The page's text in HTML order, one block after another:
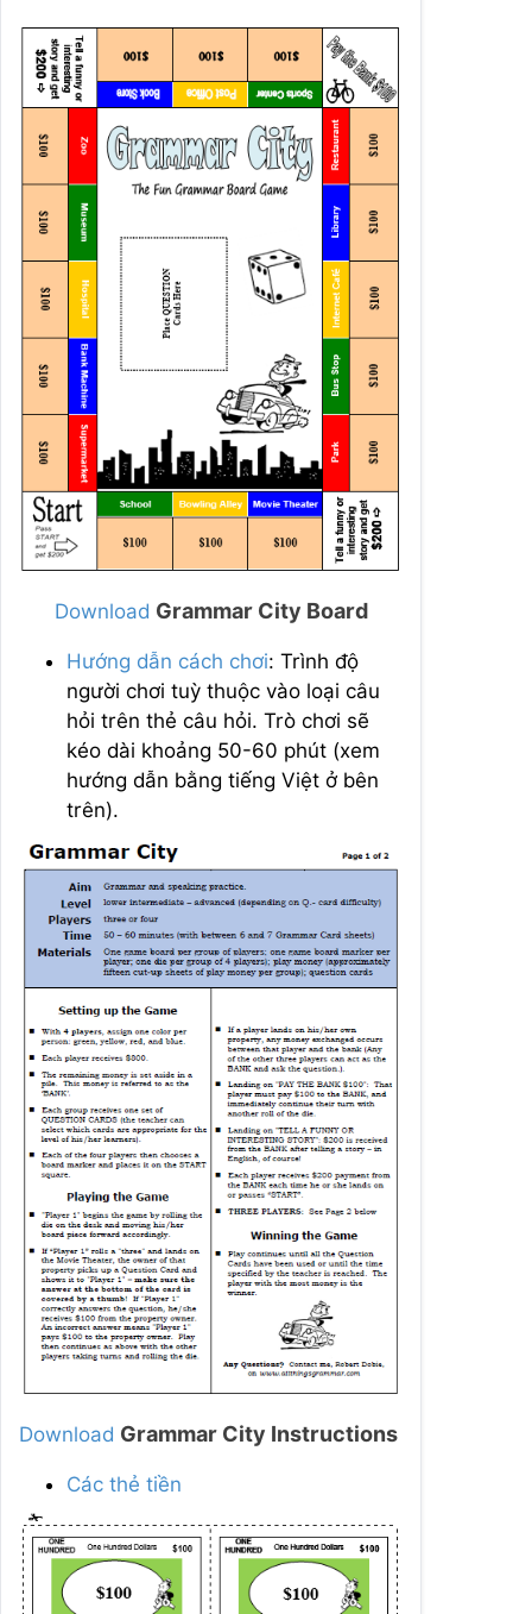
Download Grammar City Board
Hướng dẫn cách chơi: Trình độ
người chơi tuỳ thuộc vào loại câu
hỏi trên thẻ câu hỏi. Trò chơi sẽ
kéo dài khoảng 50-60 phút (xem
hướng dẫn bằng tiếng Việt ở bên
trên).
Download Grammar City Instructions
Các thẻ tiền